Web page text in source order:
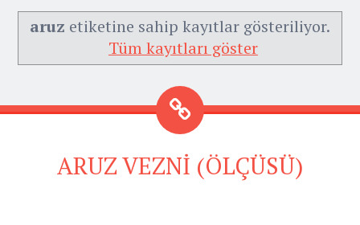
aruz etiketine sahip kayıtlar gösteriliyor.
Tüm kayıtları göster
ARUZ VEZNİ (ÖLÇÜSÜ)